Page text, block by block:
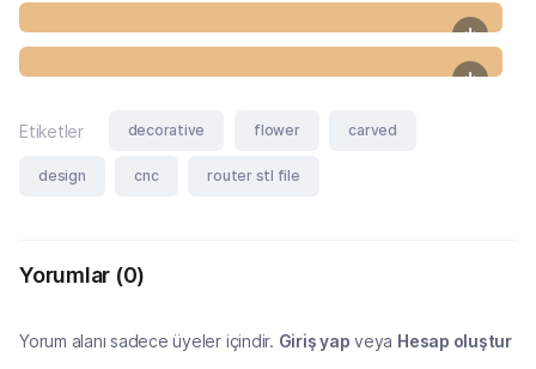
Etiketler decorative flower carved
design cnc router stl file
Yorumlar (0)
Yorum alanı sadece üyeler içindir. Giriş yap veya Hesap oluştur